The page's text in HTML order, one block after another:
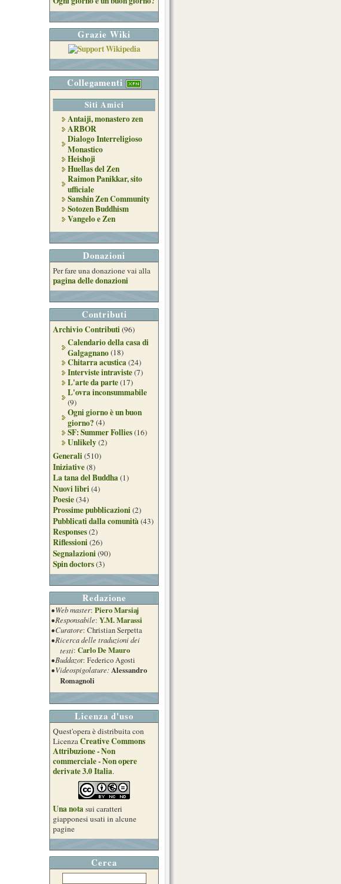
Grazie Wiki
Collegamenti
Siti Amici
Antaiji, monastero zen
ARBOR
Dialogo Interreligioso
Monastico
Heishoji
Huellas del Zen
Raimon Panikkar, sito
ufficiale
Sanshin Zen Community
Sotozen Buddhism
Vangelo e Zen
Donazioni
Per fare una donazione vai alla
pagina delle donazioni
Contributi
Archivio Contributi(96)
Calendario della casa di
Galgagnano(18)
Chitarra acustica(24)
Interviste intraviste(7)
L'arte da parte(17)
L'ovra inconsummabile
(9)
Ogni giorno è un buon
giorno? (4)
SF: Summer Follies(16)
Unlikely(2)
Generali(510)
Iniziative(8)
La tana del Buddha(1)
Nuovi libri(4)
Poesie(34)
Prossime pubblicazioni(2)
Pubblicati dalla comunità(43)
Responses(2)
Riflessioni(26)
Segnalazioni(90)
Spin doctors(3)
Redazione
• Web master: Piero Marsiaj
• Responsabile: Y.M. Marassi
• Curatore: Christian Serpetta
• Ricerca delle traduzioni dei
testi: Carlo De Mauro
• Buddazot: Federico Agosti
• Videospigolature:Alessandro
Romagnoli
Licenza d'uso
Quest'opera è distribuita con
LicenzaCreative Commons
Attribuzione - Non
commerciale - Non opere
derivate 3.0 Italia.
Una notasui caratteri
giapponesi usati in alcune
pagine
Cerca